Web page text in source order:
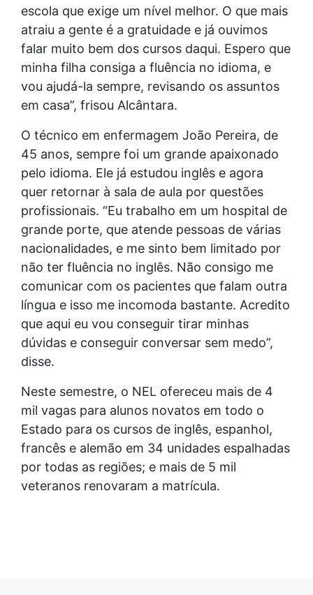
escola que exige um nível melhor. O que mais
atraiu a gente é a gratuidade e já ouvimos
falar muito bem dos cursos daqui. Espero que
minha filha consiga a fluência no idioma, e
vou ajudá-la sempre, revisando os assuntos
em casa”, frisou Alcântara.
O técnico em enfermagem João Pereira, de
45 anos, sempre foi um grande apaixonado
pelo idioma. Ele já estudou inglês e agora
quer retornar à sala de aula por questões
profissionais. “Eu trabalho em um hospital de
grande porte, que atende pessoas de várias
nacionalidades, e me sinto bem limitado por
não ter fluência no inglês. Não consigo me
comunicar com os pacientes que falam outra
língua e isso me incomoda bastante. Acredito
que aqui eu vou conseguir tirar minhas
dúvidas e conseguir conversar sem medo”,
disse.
Neste semestre, o NEL ofereceu mais de 4
mil vagas para alunos novatos em todo o
Estado para os cursos de inglês, espanhol,
francês e alemão em 34 unidades espalhadas
por todas as regiões; e mais de 5 mil
veteranos renovaram a matrícula.